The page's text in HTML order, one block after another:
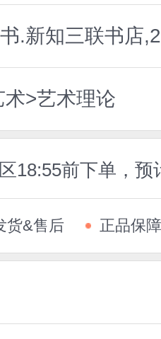
.新知三联书店
术>艺术理论
18:55前下单，预
货&售后 正品保障